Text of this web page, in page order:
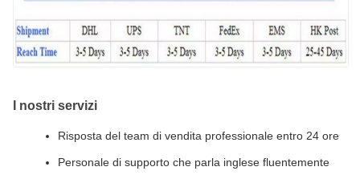
I nostri servizi
Risposta del team di vendita professionale entro 24 ore
Personale di supporto che parla inglese fluentemente